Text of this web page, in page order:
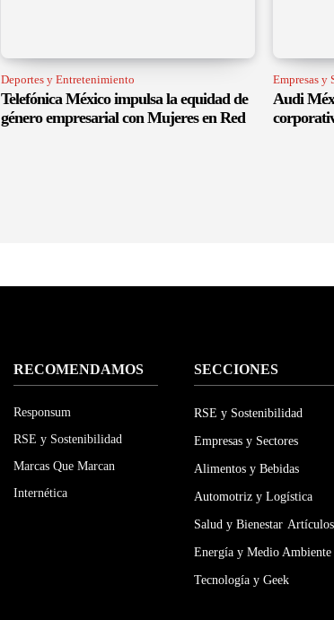
Deportes y Entretenimiento
Telefónica México impulsa la equidad de
género empresarial con Mujeres en Red
Empresas y
Audi
RECOMENDAMOS
Responsum
RSE y Sostenibilidad
Marcas Que Marcan
Internética
SECCIONES
RSE y Sostenibilidad
Empresas y Sectores
Alimentos y Bebidas
Automotriz y Logística
Salud y Bienestar Artículos
Energía y Medio Ambiente
Tecnología y Geek